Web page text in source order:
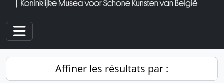
Toggle navigation
Affiner les résultats par :